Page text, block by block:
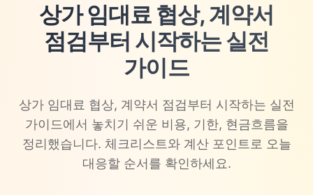
상가 임대료 협상, 계약서
점검부터 시작하는 실전
가이드
상가 임대료 협상, 계약서 점검부터 시작하는 실전
가이드에서 놓치기 쉬운 비용, 기한, 현금흐름을
정리했습니다. 체크리스트와 계산 포인트로 오늘
대응할 순서를 확인하세요.